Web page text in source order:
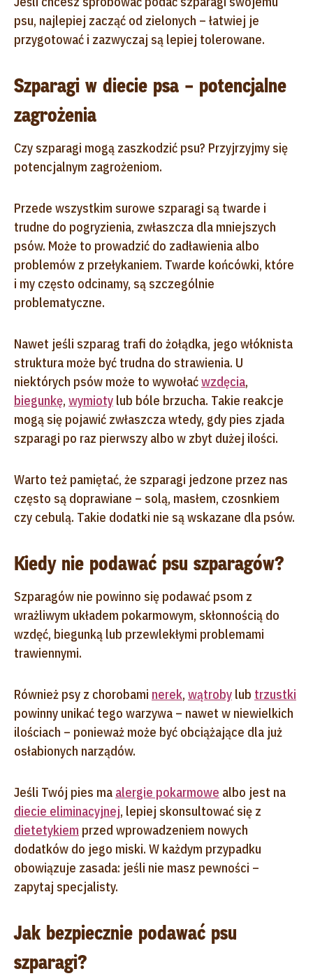
psu, najlepiej zacząć od zielonych – łatwiej je
przygotować i zazwyczaj są lepiej tolerowane.
Szparagi w diecie psa – potencjalne
zagrożenia
Czy szparagi mogą zaszkodzić psu? Przyjrzyjmy się
potencjalnym zagrożeniom.
Przede wszystkim surowe szparagi są twarde i
trudne do pogryzienia, zwłaszcza dla mniejszych
psów. Może to prowadzić do zadławienia albo
problemów z przełykaniem. Twarde końcówki, które
i my często odcinamy, są szczególnie
problematyczne.
Nawet jeśli szparag trafi do żołądka, jego włóknista
struktura może być trudna do strawienia. U
niektórych psów może to wywołaćwzdęcia,
biegunkę, wymioty lub bóle brzucha. Takie reakcje
mogą się pojawić zwłaszcza wtedy, gdy pies zjada
szparagi po raz pierwszy albo w zbyt dużej ilości.
Warto też pamiętać, że szparagi jedzone przez nas
często są doprawiane – solą, masłem, czosnkiem
czy cebulą. Takie dodatki nie są wskazane dla psów.
Kiedy nie podawać psu szparagów?
Szparagów nie powinno się podawać psom z
wrażliwym układem pokarmowym, skłonnością do
wzdęć, biegunką lub przewlekłymi problemami
trawiennymi.
Również psy z chorobami nerek, wątroby lub trzustki
powinny unikać tego warzywa – nawet w niewielkich
ilościach – ponieważ może być obciążające dla już
osłabionych narządów.
Jeśli Twój pies ma alergie pokarmowe albo jest na
diecie eliminacyjnej, lepiej skonsultować się z
dietetykiem przed wprowadzeniem nowych
dodatków do jego miski. W każdym przypadku
obowiązuje zasada: jeśli nie masz pewności –
zapytaj specjalisty.
Jak bezpiecznie podawać psu
szparagi?